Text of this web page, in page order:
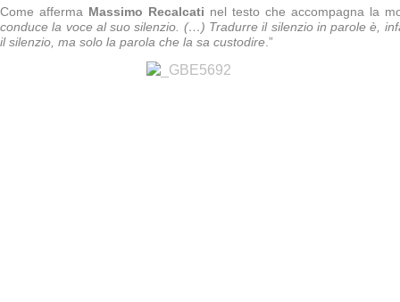
Come afferma Massimo Recalcati nel testo che accompagna la
conduce la voce al suo silenzio. (…) Tradurre il silenzio in parole è,
il silenzio, ma solo la parola che la sa custodire .”